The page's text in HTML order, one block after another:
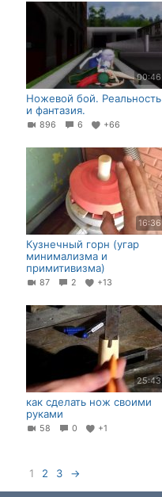
00:46
Ножевой бой. Реальность
и фантазия.
896 6 +66
16:36
Кузнечный горн (угар
минимализма и
примитивизма)
87 2 +13
25:43
как сделать нож своими
руками
58 0 +1
1 2 3 →